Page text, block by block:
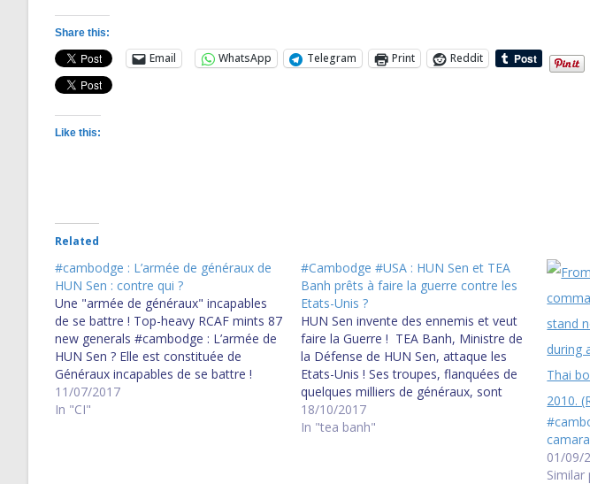
Share this:
Email WhatsApp Telegram Print Reddit
Like this:
Related
#cambodge : L’armée de généraux de
HUN Sen : contre qui ?
Une "armée de généraux" incapables
de se battre ! Top-heavy RCAF mints 87
new generals #cambodge : L’armée de
HUN Sen ? Elle est constituée de
Généraux incapables de se battre !
#communales2017 : Les généraux de
HUN Sen ont peur ! HUN Sen aussi !
11/07/2017
In "CI"
#Cambodge #USA : HUN Sen et TEA
Banh prêts à faire la guerre contre les
Etats-Unis ?
HUN Sen invente des ennemis et veut
faire la Guerre ! TEA Banh, Ministre de
la Défense de HUN Sen, attaque les
Etats-Unis ! Ses troupes, flanquées de
quelques milliers de généraux, sont
prêtes, parait-il, à se battre comme
David contre Goliahth contre les Etats-
18/10/2017
In "tea banh"
01/09/
Similar